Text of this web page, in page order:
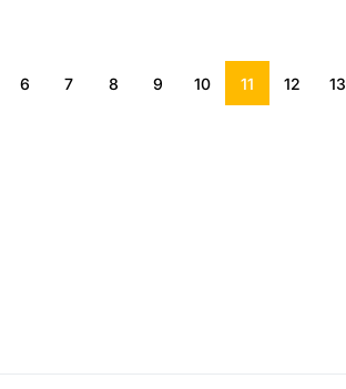
6 7 8 9 10 11 12 13